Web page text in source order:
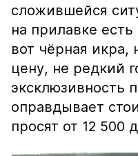
сложившейся
на прилавке
вот чёрная икра,
цену, не редкий
эксклюзивность
оправдывает
просят от 12 500